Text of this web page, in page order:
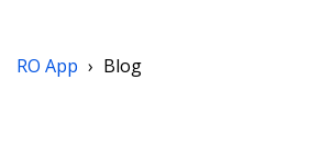
RO App › Blog